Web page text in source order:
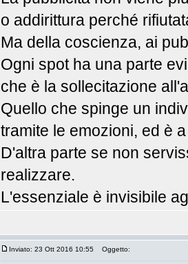
o addirittura perché
Ma della coscienza, ai
Ogni spot ha una parte
che è la sollecitazione
Quello che spinge un
tramite le emozioni, ed è
D'altra parte se non
realizzare.
L'essenziale è invisibile
Inviato: 23 Ott 2016 10:55 Oggetto: